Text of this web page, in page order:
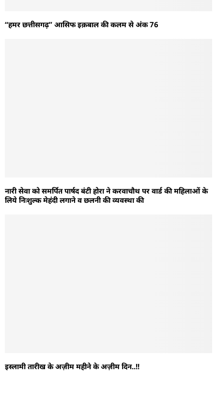
“हमर छत्तीसगढ़” आसिफ इक़बाल की कलम से अंक 76
नारी सेवा को समर्पित पार्षद बंटी होरा ने करवाचौथ पर वार्ड की महिलाओं के
लिये निःशुल्क मेहंदी लगाने व छलनी की व्यवस्था की
इस्लामी तारीख के अज़ीम महीने के अज़ीम दिन..!!